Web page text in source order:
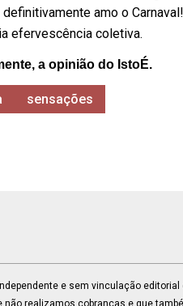
amo o
efervescência coletiva.
a opinião do IstoÉ.
sensações
e sem vinculação editorial
realizamos cobranças e que